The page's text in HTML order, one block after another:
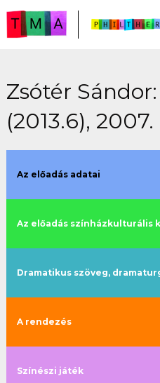
FŐOLDAL
ELEMZÉSEK
Zsótér
(2013.6), 2007.
Az előadás adatai
Az előadás színházkulturális
Dramatikus szöveg,
A rendezés
Színészi játék